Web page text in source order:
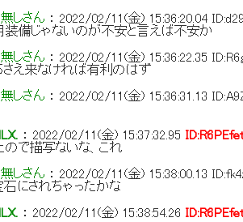
しさん ：2022/02/11(金) 15:36:20.04
備じゃないのが不安と言えば不安か
しさん ：2022/02/11(金) 15:36:22.35
え来なければ有利のはず
しさん ：2022/02/11(金) 15:36:31.13
：2022/02/11(金) 15:37:32.95
ので描写ないな、これ
しさん ：2022/02/11(金) 15:38:00.13
にされちゃったかな
：2022/02/11(金) 15:38:54.26